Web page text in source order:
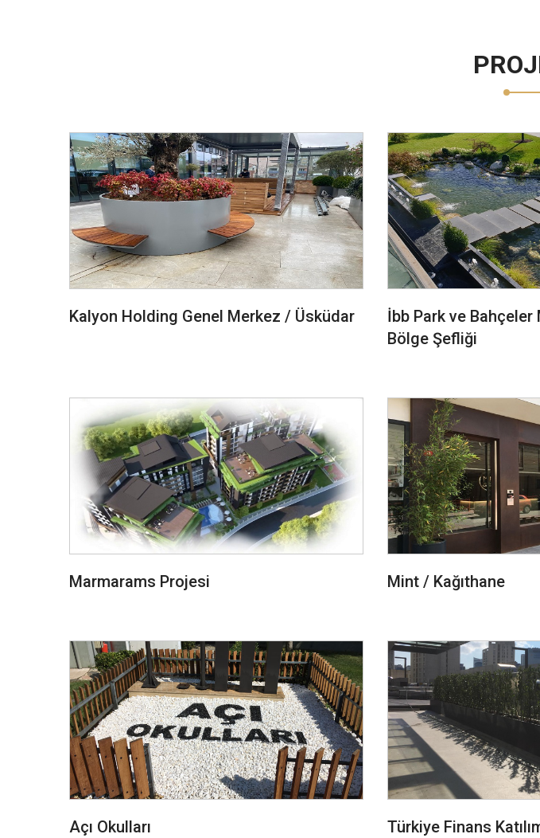
Kalyon Holding Genel Merkez / Üsküdar
İbb Park ve
Bölge Şefliği
Marmarams Projesi Mint / Kağıthane
Açı Okulları Türkiye Finans